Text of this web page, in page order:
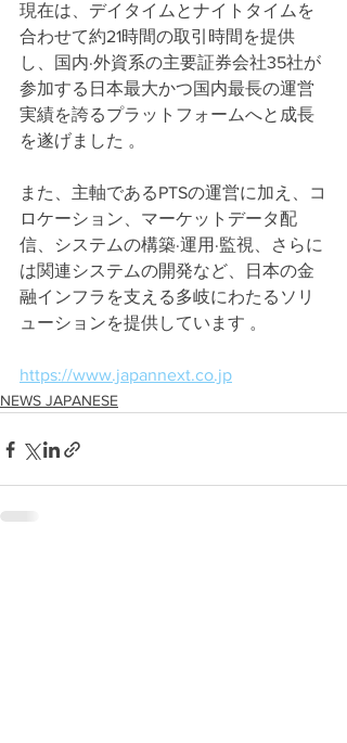
現在は、デイタイムとナイトタイムを
合わせて約21時間の取引時間を提供
し、国内·外資系の主要証券会社35社が
参加する日本最大かつ国内最長の運営
実績を誇るプラットフォームへと成長
を遂げました 。
また、主軸であるPTSの運営に加え、コ
ロケーション、マーケットデータ配
信、システムの構築·運用·監視、さらに
は関連システムの開発など、日本の金
融インフラを支える多岐にわたるソリ
ューションを提供しています 。
https://www.japannext.co.jp
NEWS JAPANESE